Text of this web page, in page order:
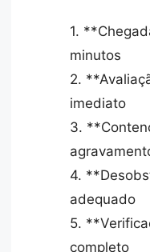
1.
minutos
2.
imediato
3.
4.
adequado
5.
completo